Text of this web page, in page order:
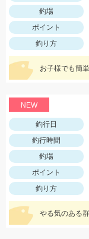
釣場
ポイント
釣り方
NEW
釣行日
釣行時間
釣場
ポイント
釣り方